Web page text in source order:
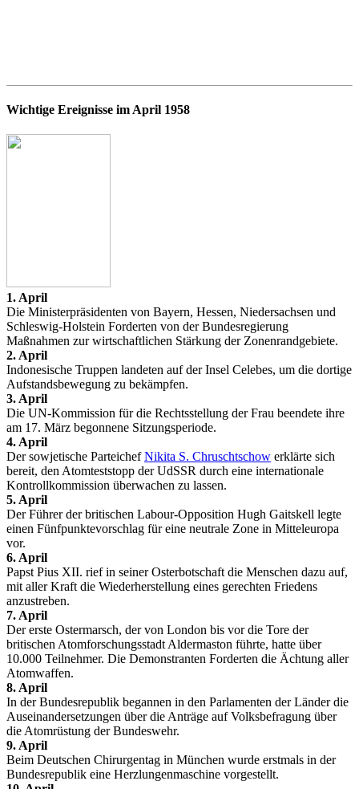
Wichtige Ereignisse im April 1958
1. April
Die Ministerpräsidenten von Bayern, Hessen, Niedersachsen und
Schleswig-Holstein Forderten von der Bundesregierung
Maßnahmen zur wirtschaftlichen Stärkung der Zonenrandgebiete.
2. April
Indonesische Truppen landeten auf der Insel Celebes, um die dortige
Aufstandsbewegung zu bekämpfen.
3. April
Die UN-Kommission für die Rechtsstellung der Frau beendete ihre
am 17. März begonnene Sitzungsperiode.
4. April
Der sowjetische ParteichefNikita S. Chruschtschow erklärte sich
bereit, den Atomteststopp der UdSSR durch eine internationale
Kontrollkommission überwachen zu lassen.
5. April
Der Führer der britischen Labour-Opposition Hugh Gaitskell legte
einen Fünfpunktevorschlag für eine neutrale Zone in Mitteleuropa
vor.
6. April
Papst Pius XII. rief in seiner Osterbotschaft die Menschen dazu auf,
mit aller Kraft die Wiederherstellung eines gerechten Friedens
anzustreben.
7. April
Der erste Ostermarsch, der von London bis vor die Tore der
britischen Atomforschungsstadt Aldermaston führte, hatte über
10.000 Teilnehmer. Die Demonstranten Forderten die Ächtung aller
Atomwaffen.
8. April
In der Bundesrepublik begannen in den Parlamenten der Länder die
Auseinandersetzungen über die Anträge auf Volksbefragung über
die Atomrüstung der Bundeswehr.
9. April
Beim Deutschen Chirurgentag in München wurde erstmals in der
Bundesrepublik eine Herzlungenmaschine vorgestellt.